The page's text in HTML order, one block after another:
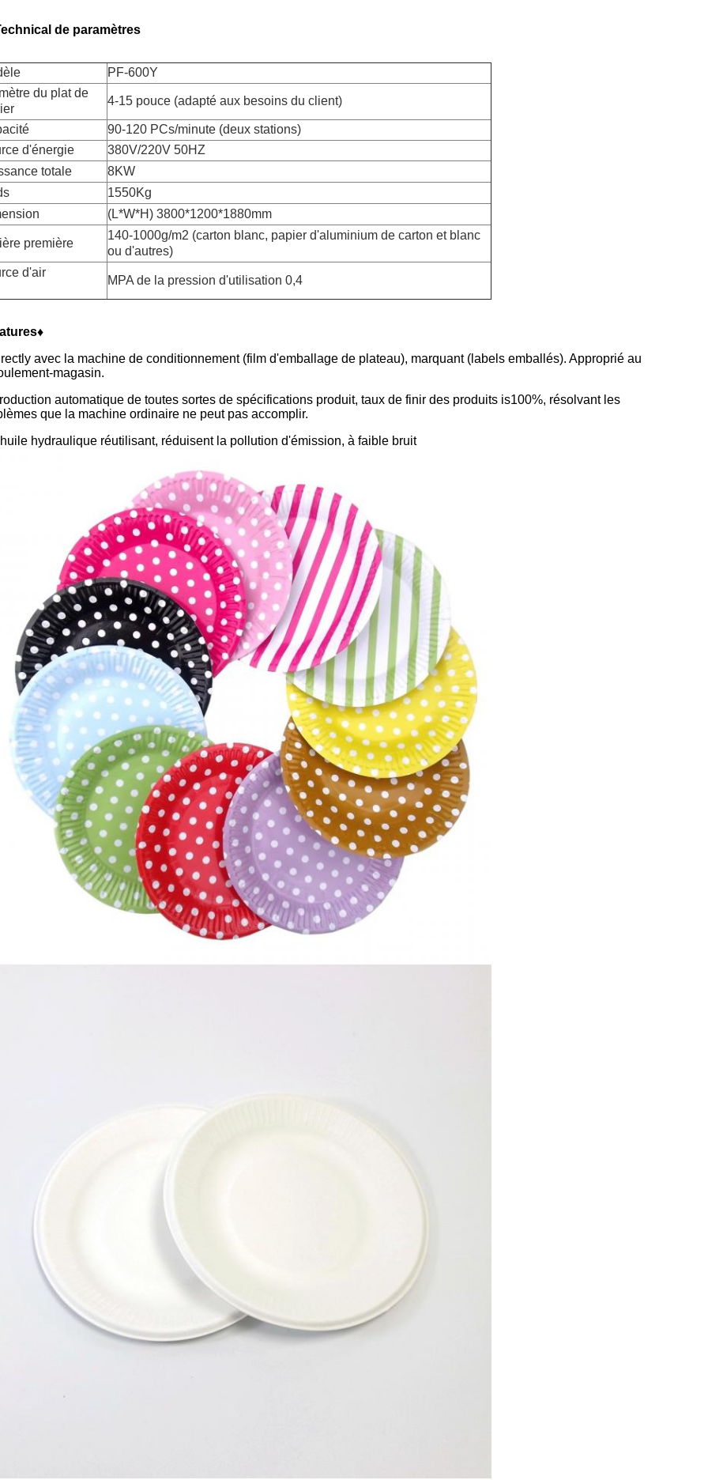
de paramètres
PF-600Y
du plat de
4-15 pouce (adapté aux besoins du client)
90-120 PCs/minute (deux stations)
d'énergie
380V/220V 50HZ
totale
8KW
1550Kg
(L*W*H) 3800*1200*1880mm
première
140-1000g/m2 (carton blanc, papier d'aluminium de carton et blanc
ou d'autres)
d'air
MPA de la pression d'utilisation 0,4
avec la machine de conditionnement (film d'emballage de plateau), marquant (labels emballés). Approprié au
magasin.
automatique de toutes sortes de spécifications produit, taux de finir des produits is100%, résolvant les
que la machine ordinaire ne peut pas accomplir.
hydraulique réutilisant, réduisent la pollution d'émission, à faible bruit